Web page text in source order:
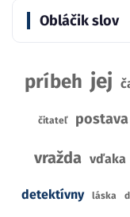
Obláčik slov
príbeh jej
čitateľ postava
vražda vďaka
detektívny láska